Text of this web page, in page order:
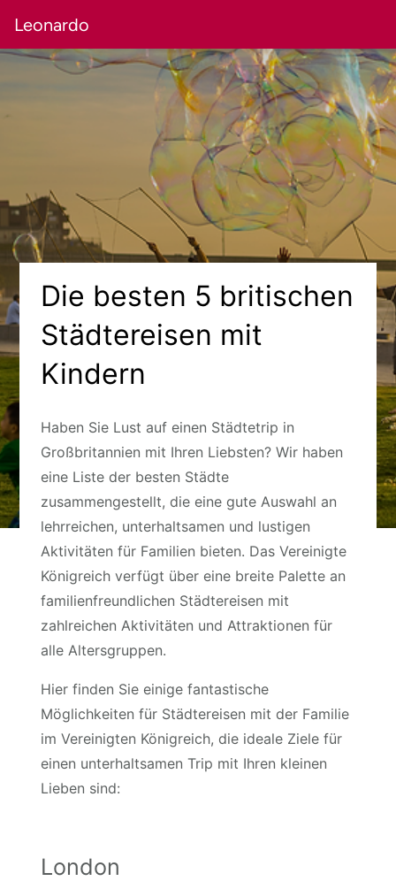
Leonardo
Die besten 5 britischen
Städtereisen mit
Kindern
Haben Sie Lust auf einen Städtetrip in
Großbritannien mit Ihren Liebsten? Wir haben
eine Liste der besten Städte
zusammengestellt, die eine gute Auswahl an
lehrreichen, unterhaltsamen und lustigen
Aktivitäten für Familien bieten. Das Vereinigte
Königreich verfügt über eine breite Palette an
familienfreundlichen Städtereisen mit
zahlreichen Aktivitäten und Attraktionen für
alle Altersgruppen.
Hier finden Sie einige fantastische
Möglichkeiten für Städtereisen mit der Familie
im Vereinigten Königreich, die ideale Ziele für
einen unterhaltsamen Trip mit Ihren kleinen
Lieben sind:
London